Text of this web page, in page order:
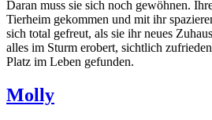
Daran muss sie sich noch gewöhnen.
Tierheim gekommen und mit ihr
sich total gefreut, als sie ihr neues
alles im Sturm erobert, sichtlich
Platz im Leben gefunden.
Molly